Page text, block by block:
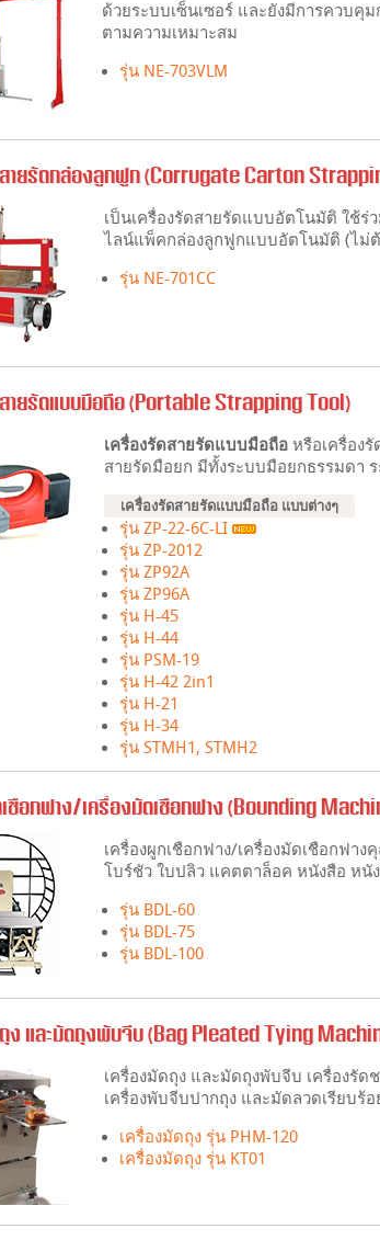
ด้วยระบบเซ็นเซอร์ และยังมีการควบคุม
ตามความเหมาะสม
รุ่น NE-703VLM
ายรัดกล่องลูกฟูก (Corrugate Carton
เป็นเครื่องรัดสายรัดแบบอัตโนมัติ ใช้
ไลน์แพ็คกล่องลูกฟูกแบบอัตโนมัติ (ไม่
รุ่น NE-701CC
ายรัดแบบมือถือ (Portable Strapping Tool)
เครื่องรัดสายรัดแบบมือถือ หรือเครื่อง
สายรัดมือยก มีทั้งระบบมือยกธรรมดา
เครื่องรัดสายรัดแบบมือถือ แบบต่างๆ
รุ่น ZP-22-6C-LI
รุ่น ZP-2012
รุ่น ZP92A
รุ่น ZP96A
รุ่น H-45
รุ่น H-44
รุ่น PSM-19
รุ่น H-42 2in1
รุ่น H-21
รุ่น H-34
รุ่น STMH1, STMH2
ชือกฟาง/เครื่องมัดเชือกฟาง (Bounding
เครื่องผูกเชือกฟาง/เครื่องมัดเชือกฟา
โบร์ชัว ใบปลิว แคตตาล็อค หนังสือ หนั
รุ่น BDL-60
รุ่น BDL-75
รุ่น BDL-100
ง และมัดถุงพับจีบ (Bag Pleated Tying
เครื่องมัดถุง และมัดถุงพับจีบ เครื่องรั
เครื่องพับจีบปากถุง และมัดลวดเรียบร้
เครื่องมัดถุง รุ่น PHM-120
เครื่องมัดถุง รุ่น KT01